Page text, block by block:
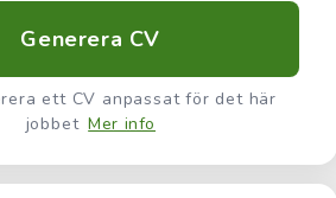
Generera CV
ett CV anpassat för det här
jobbet Mer info